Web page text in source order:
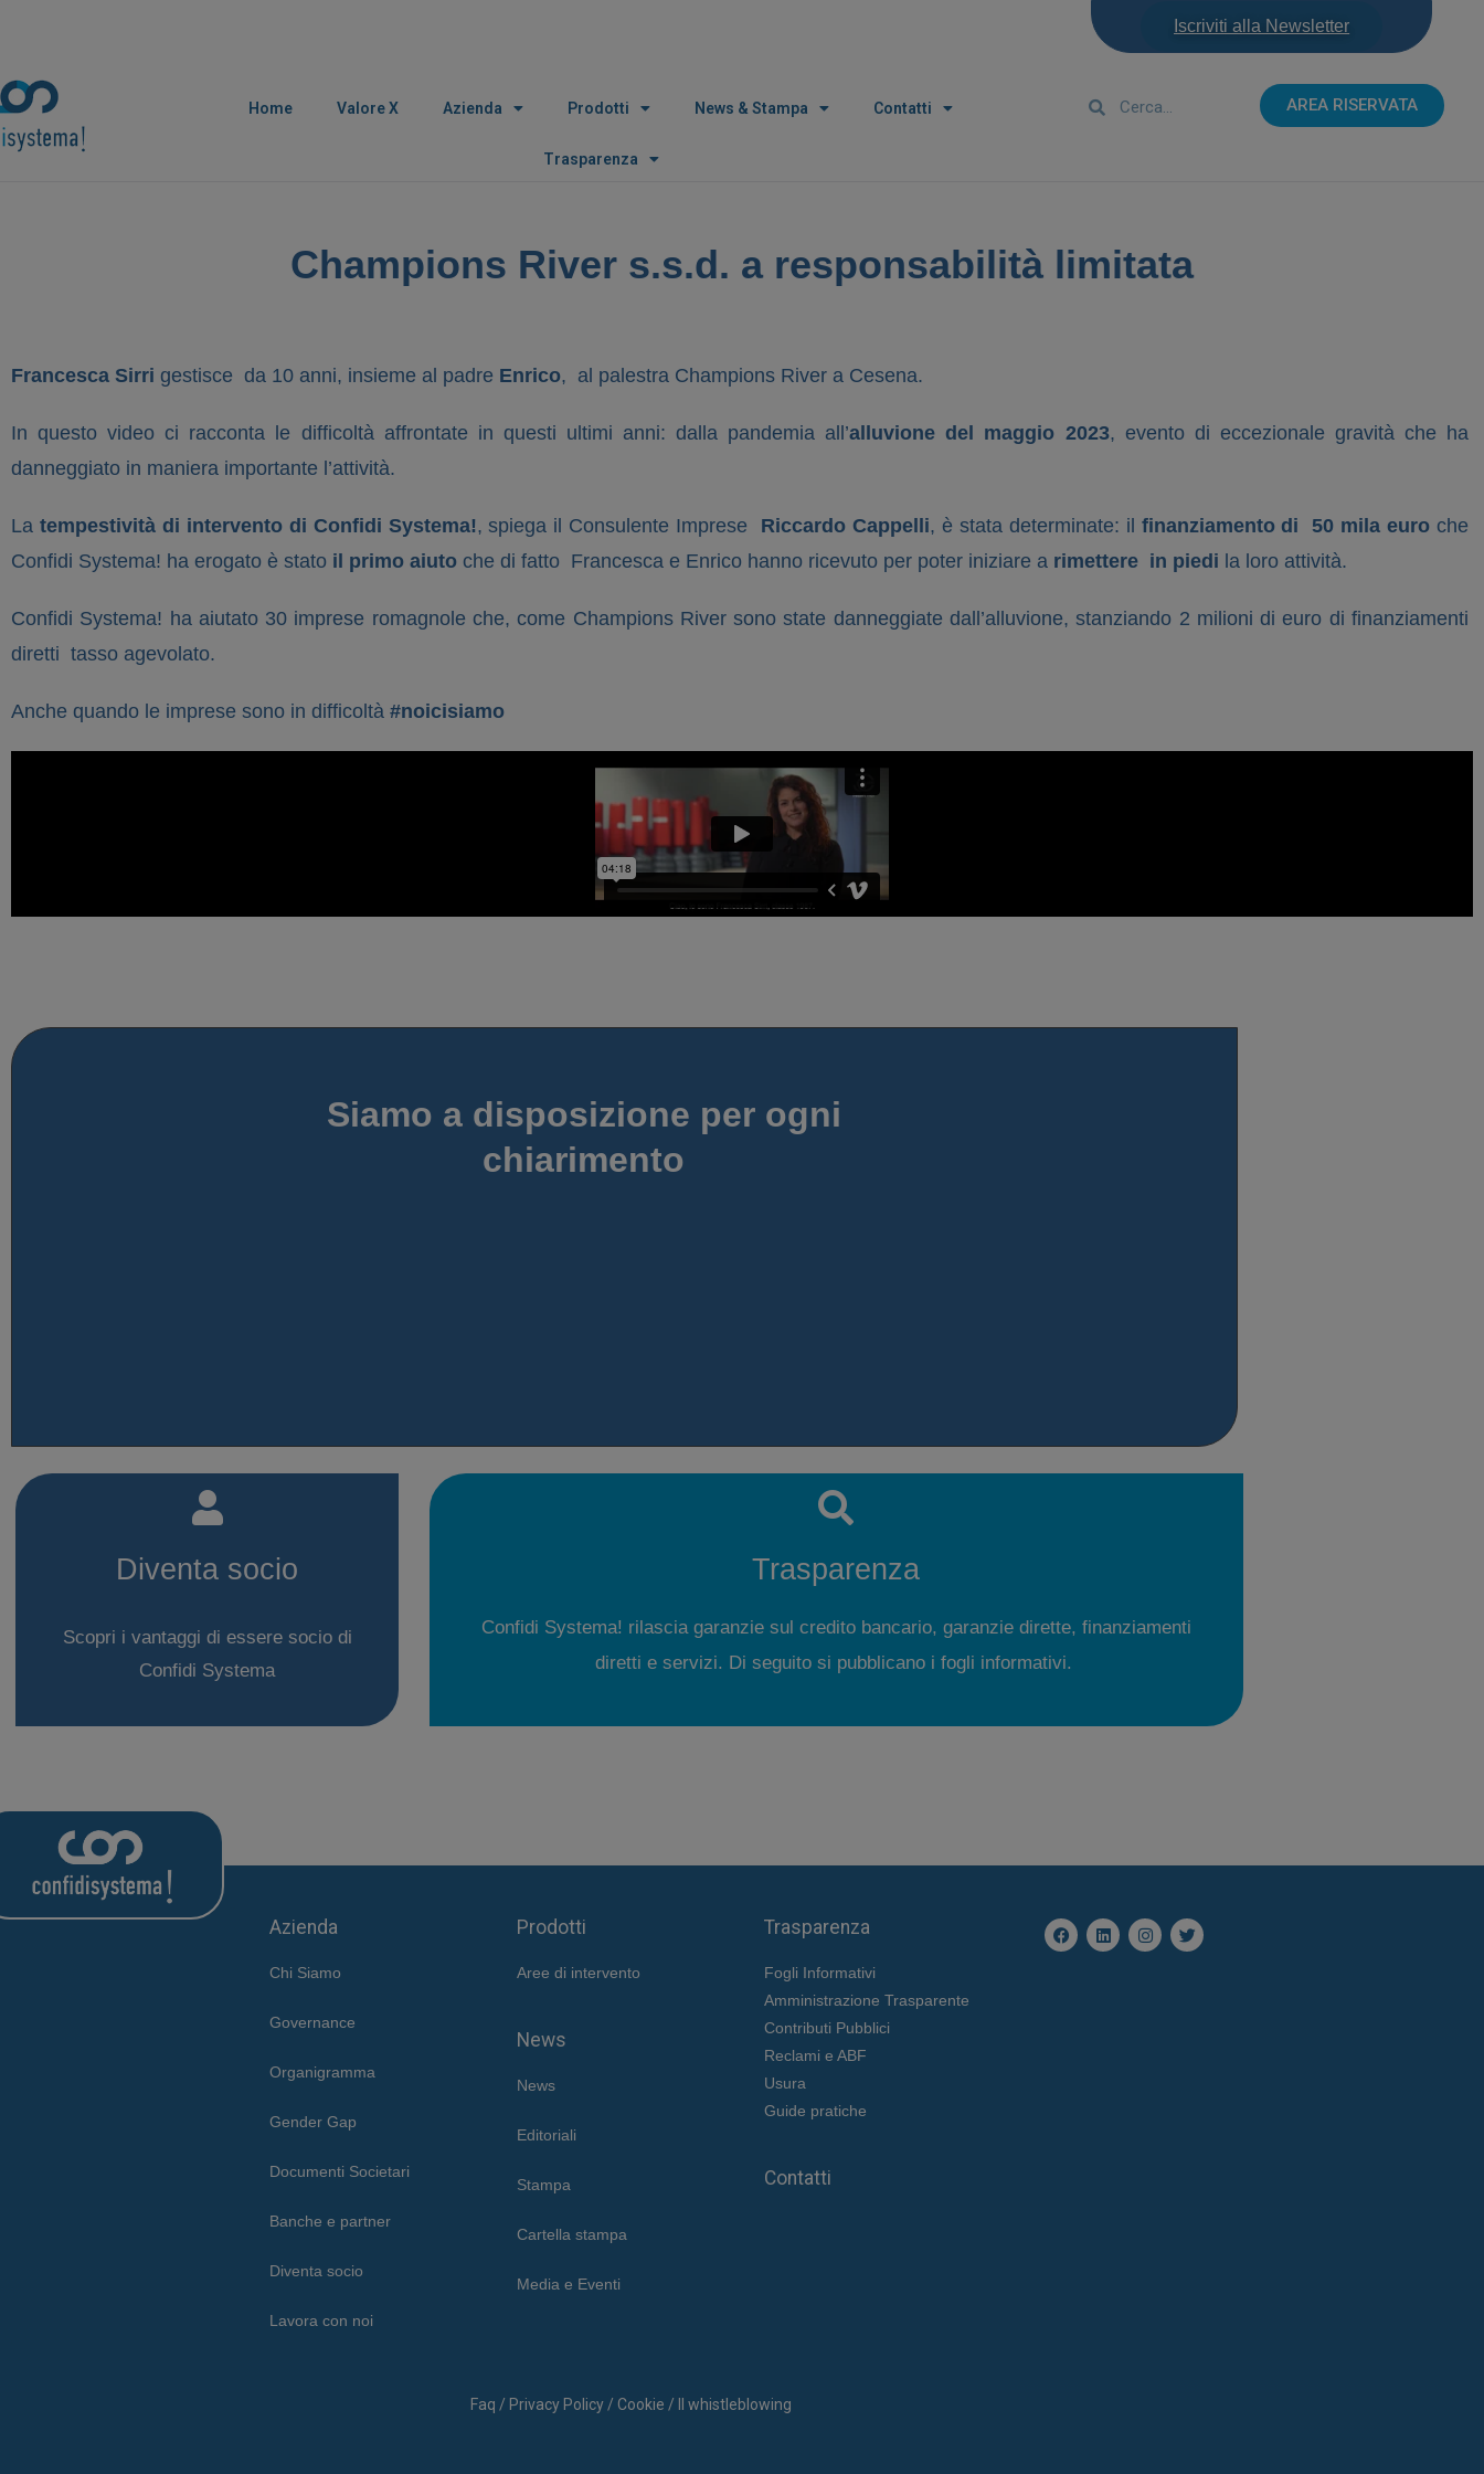
Iscriviti alla Newsletter
Home Valore X Azienda Prodotti News & Stampa Contatti
Trasparenza
AREA RISERVATA
Champions River s.s.d. a responsabilità limitata
Francesca Sirri gestisce da 10 anni, insieme al padre Enrico, al palestra Champions River a Cesena.
In questo video ci racconta le difficoltà affrontate in questi ultimi anni: dalla pandemia all’alluvione del maggio 2023, evento di eccezionale gravità che ha
danneggiato in maniera importante l’attività.
La tempestività di intervento di Confidi Systema!, spiega il Consulente Imprese Riccardo Cappelli, è stata determinate: il finanziamento di 50 mila euro che
Confidi Systema! ha erogato è stato il primo aiuto che di fatto Francesca e Enrico hanno ricevuto per poter iniziare a rimettere in piedi la loro attività.
Confidi Systema! ha aiutato 30 imprese romagnole che, come Champions River sono state danneggiate dall’alluvione, stanziando 2 milioni di euro di finanziamenti
diretti tasso agevolato.
Anche quando le imprese sono in difficoltà #noicisiamo
Siamo a disposizione per ogni
chiarimento
Diventa socio
Scopri i vantaggi di essere socio di
Confidi Systema
Trasparenza
Confidi Systema! rilascia garanzie sul credito bancario, garanzie dirette, finanziamenti
diretti e servizi. Di seguito si pubblicano i fogli informativi.
Azienda
Chi Siamo
Governance
Organigramma
Gender Gap
Documenti Societari
Banche e partner
Diventa socio
Lavora con noi
Prodotti
Aree di intervento
News
News
Editoriali
Stampa
Cartella stampa
Media e Eventi
Trasparenza
Fogli Informativi
Amministrazione Trasparente
Contributi Pubblici
Reclami e ABF
Usura
Guide pratiche
Contatti
Faq / Privacy Policy / Cookie / Il whistleblowing